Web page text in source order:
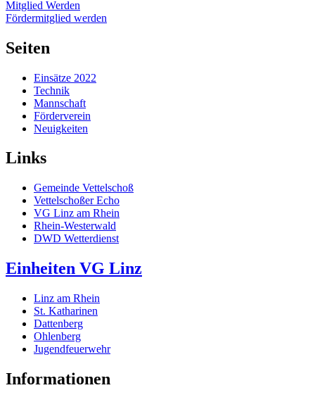
Mitglied Werden
Fördermitglied werden
Seiten
Einsätze 2022
Technik
Mannschaft
Förderverein
Neuigkeiten
Links
Gemeinde Vettelschoß
Vettelschoßer Echo
VG Linz am Rhein
Rhein-Westerwald
DWD Wetterdienst
Einheiten VG Linz
Linz am Rhein
St. Katharinen
Dattenberg
Ohlenberg
Jugendfeuerwehr
Informationen